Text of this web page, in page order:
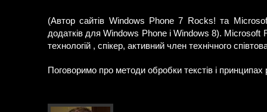
(Автор сайтів Windows Phone 7 Rocks! та
додатків для Windows Phone і Windows 8). Microsoft
технологій , спікер, активний член технічного
Поговоримо про методи обробки текстів і принципах